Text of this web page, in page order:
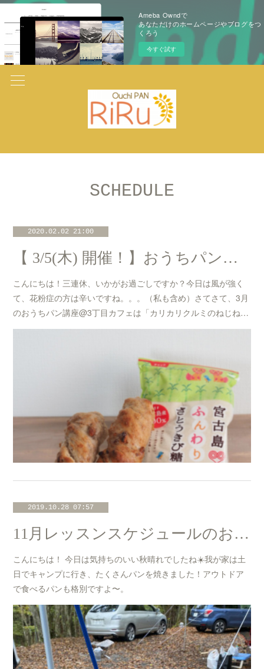
Ameba Owndで
あなただけのホームページやブログをつ
くろう
今すぐ試す
SCHEDULE
2020.02.02 21:00
【 3/5(木) 開催！】おうちパン講座＠たまプラーザ「3丁目カフェ」
こんにちは！三連休、いかがお過ごしですか？今日は風が強く
て、花粉症の方は辛いですね。。。（私も含め）さてさて、3月
のおうちパン講座@3丁目カフェは「カリカリクルミのねじね…
2019.10.28 07:57
11月レッスンスケジュールのお知らせ
こんにちは！ 今日は気持ちのいい秋晴れでしたね☀️我が家は土
日でキャンプに行き、たくさんパンを焼きました！アウトドア
で食べるパンも格別ですよ〜。